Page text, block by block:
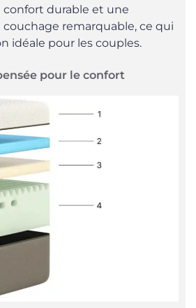
confort durable et une
remarquable, ce qui
idéale pour les couples.
pour le confort